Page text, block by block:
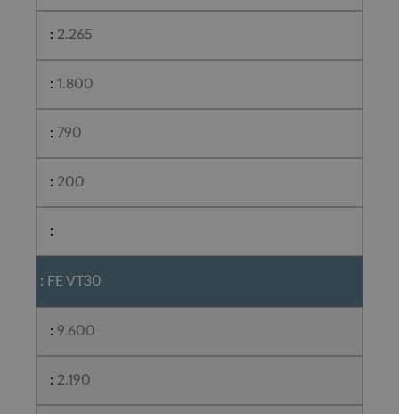
2.265
1.800
790
200
FE VT30
9.600
2.190